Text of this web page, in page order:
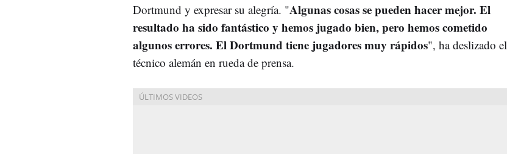
Dortmund y expresar su alegría. "Algunas cosas se pueden hacer mejor. El
resultado ha sido fantástico y hemos jugado bien, pero hemos cometido
algunos errores. El Dortmund tiene jugadores muy rápidos", ha deslizado el
técnico alemán en rueda de prensa.